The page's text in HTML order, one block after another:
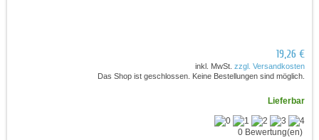
19,26 €
inkl. MwSt. zzgl. Versandkosten
Das Shop ist geschlossen. Keine Bestellungen sind möglich.
Lieferbar
0 Bewertung(en)